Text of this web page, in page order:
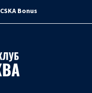
CSKA Bonus